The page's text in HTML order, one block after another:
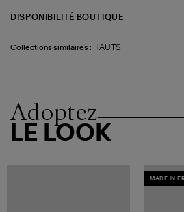
DISPONIBILITÉ BOUTIQUE
Collections similaires : HAUTS
Adoptez
LE LOOK
MADE IN